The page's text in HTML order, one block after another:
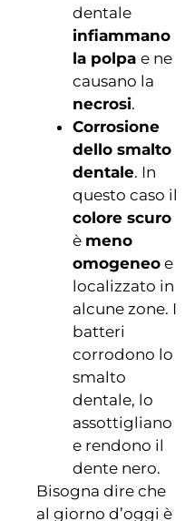
dentale
infiammano
la polpa e ne
causano la
necrosi.
Corrosione
dello smalto
dentale. In
questo caso il
colore scuro
è meno
omogeneo e
localizzato in
alcune zone. I
batteri
corrodono lo
smalto
dentale, lo
assottigliano
e rendono il
dente nero.
Bisogna dire che
al giorno d’oggi è